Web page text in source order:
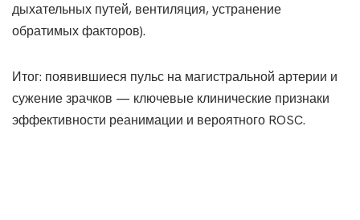
дыхательных путей, вентиляция, устранение
обратимых факторов).
Итог: появившиеся пульс на магистральной артерии и
сужение зрачков — ключевые клинические признаки
эффективности реанимации и вероятного ROSC.